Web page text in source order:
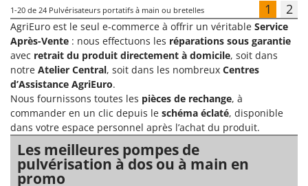
1-20 de 24 Pulvérisateurs portatifs à main ou bretelles 1 2
AgriEuro est le seul e-commerce à offrir un véritable Service
Après-Vente : nous effectuons les réparations sous garantie
avec retrait du produit directement à domicile, soit dans
notre Atelier Central, soit dans les nombreux Centres
d’Assistance AgriEuro.
Nous fournissons toutes les pièces de rechange, à
commander en un clic depuis le schéma éclaté, disponible
dans votre espace personnel après l’achat du produit.
Les meilleures pompes de
pulvérisation à dos ou à main en
promo